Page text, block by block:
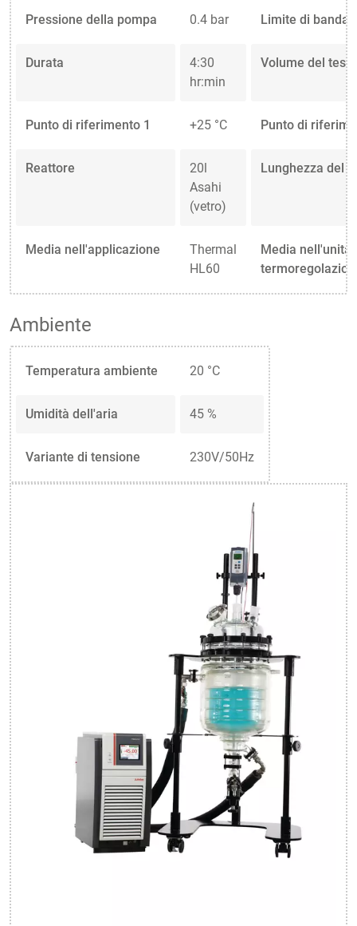
Pressione della pompa 0.4 bar Limite di banda
Durata
4:30
hr:min
Volume del test
Punto di riferimento 1 +25 °C Punto di
Reattore
20l
Asahi
(vetro)
Lunghezza del
Media nell'applicazione
Thermal
HL60
Media nell'unità
Ambiente
Temperatura ambiente 20 °C
Umidità dell'aria 45 %
Variante di tensione 230V/50Hz